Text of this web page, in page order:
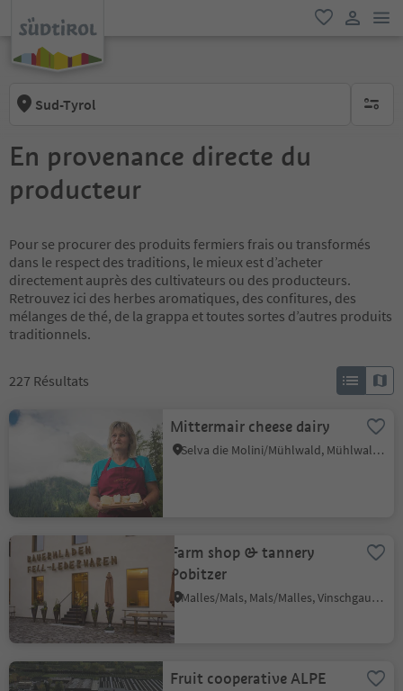
favori
Sud-Tyrol aucun
En provenance directe du
producteur
Pour se procurer des produits fermiers frais ou transformés
dans le respect des traditions, le mieux est d’acheter
directement auprès des cultivateurs ou des producteurs.
Retrouvez ici des herbes aromatiques, des confitures, des
mélanges de thé, de la grappa et toutes sortes d’autres produits
traditionnels.
227 Résultats
Mittermair cheese dairy
Selva die Molini/Mühlwald, Mühlwald/Selva dei Molini, Ahrntal/Valle Aurina
Farm shop & tannery
Pobitzer
Malles/Mals, Mals/Malles, Vinschgau/Val Venosta
Fruit cooperative ALPE